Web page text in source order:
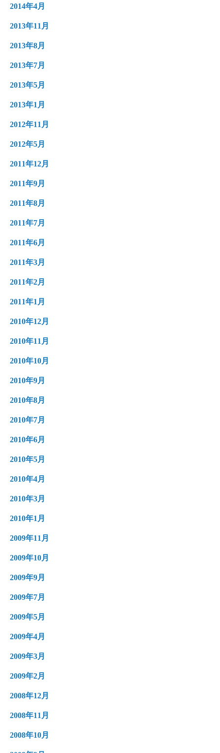
2014年4月
2013年11月
2013年8月
2013年7月
2013年5月
2013年1月
2012年11月
2012年5月
2011年12月
2011年9月
2011年8月
2011年7月
2011年6月
2011年3月
2011年2月
2011年1月
2010年12月
2010年11月
2010年10月
2010年9月
2010年8月
2010年7月
2010年6月
2010年5月
2010年4月
2010年3月
2010年1月
2009年11月
2009年10月
2009年9月
2009年7月
2009年5月
2009年4月
2009年3月
2009年2月
2008年12月
2008年11月
2008年10月